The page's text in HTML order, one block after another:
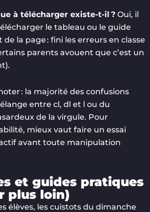
à télécharger existe-t-il ? Oui, il
le tableau ou le guide
la page : fini les erreurs en classe
parents avouent que c’est un
: la majorité des confusions
entre cl, dl et l ou du
de la virgule. Pour
mieux vaut faire un essai
avant toute manipulation
et guides pratiques
plus loin)
élèves, les cuistots du dimanche